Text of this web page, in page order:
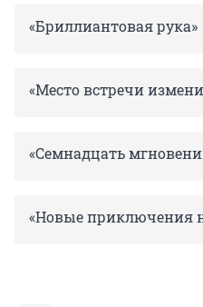
«Бриллиантовая рука»
«Место встречи
«Семнадцать
«Новые приключения